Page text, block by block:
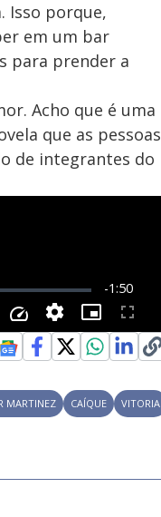
Isso porque,
em um bar
para prender a
Acho que é uma
que as pessoas
de integrantes do
MARTINEZ CAÍQUE VITORIA